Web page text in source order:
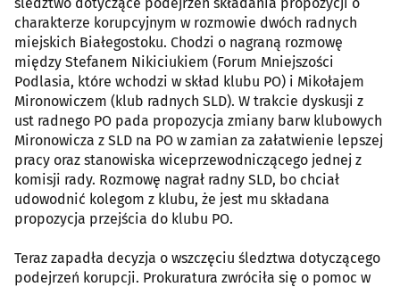
charakterze korupcyjnym w rozmowie dwóch radnych
miejskich Białegostoku. Chodzi o nagraną rozmowę
między Stefanem Nikiciukiem (Forum Mniejszości
Podlasia, które wchodzi w skład klubu PO) i Mikołajem
Mironowiczem (klub radnych SLD). W trakcie dyskusji z
ust radnego PO pada propozycja zmiany barw klubowych
Mironowicza z SLD na PO w zamian za załatwienie lepszej
pracy oraz stanowiska wiceprzewodniczącego jednej z
komisji rady. Rozmowę nagrał radny SLD, bo chciał
udowodnić kolegom z klubu, że jest mu składana
propozycja przejścia do klubu PO.
Teraz zapadła decyzja o wszczęciu śledztwa dotyczącego
podejrzeń korupcji. Prokuratura zwróciła się o pomoc w